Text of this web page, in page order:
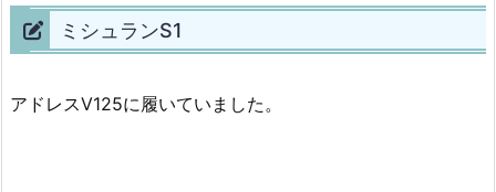
ミシュランS1
アドレスV125に履いていました。